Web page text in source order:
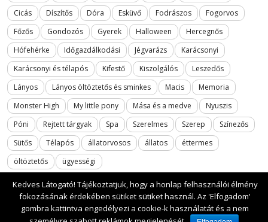
Cicás
Díszítős Dóra Esküvő Fodrászos
Fogorvos
Főzős
Gondozós Gyerek Halloween
Hercegnős
Hófehérke
Időgazdálkodási Jégvarázs
Karácsonyi
Karácsonyi és télapós
Kifestő Kiszolgálós
Leszedős
Lányos
Lányos öltöztetős és sminkes Macis
Memoria
Monster High
My little pony Mása és a medve
Nyuszis
Póni
Rejtett tárgyak Spa Szerelmes Szerep
Színezős
Sütős
Télapós állatorvosos állatos
éttermes
öltöztetős
ügyességi
2017 All rights reserved. lanyosjatekok.gyerekfilmek.hu
Kedves Látogató! Tájékoztatjuk, hogy a honlap felhasználói élmény
fokozásának érdekében sütiket sütiket használ. Az 'Elfogadom'
gombra kattintva engedélyezi a cookie-k használatát és a nem